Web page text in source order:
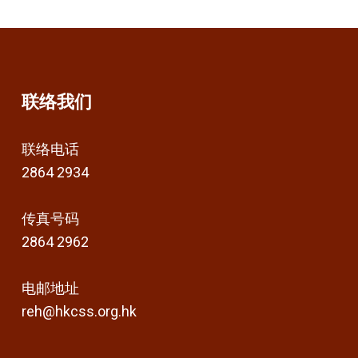
联络我们
联络电话
2864 2934
传真号码
2864 2962
电邮地址
reh@hkcss.org.hk